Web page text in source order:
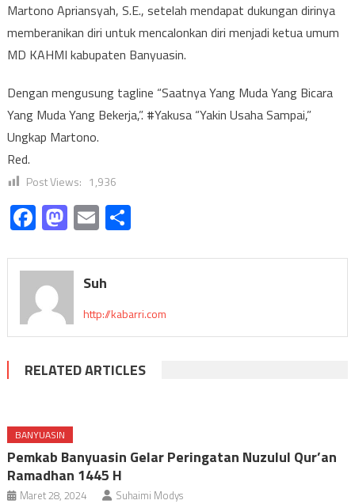
Martono Apriansyah, S.E., setelah mendapat dukungan dirinya
memberanikan diri untuk mencalonkan diri menjadi ketua umum
MD KAHMI kabupaten Banyuasin.
Dengan mengusung tagline “Saatnya Yang Muda Yang Bicara
Yang Muda Yang Bekerja,”. #Yakusa “Yakin Usaha Sampai,”
Ungkap Martono.
Red.
Post Views: 1,936
Facebook
Mastodon
EmailShare
Suh
http://kabarri.com
RELATED ARTICLES
BANYUASIN
Pemkab Banyuasin Gelar Peringatan Nuzulul Qur’an
Ramadhan 1445 H
Maret 28, 2024 Suhaimi Modys